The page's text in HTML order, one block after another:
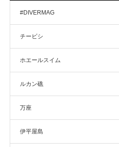
#DIVERMAG
チービシ
ホエールスイム
ルカン礁
万座
伊平屋島